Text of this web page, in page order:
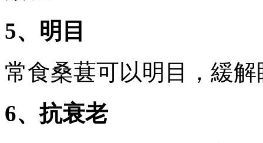
5、明目
常食桑葚可以明目，緩解
6、抗衰老